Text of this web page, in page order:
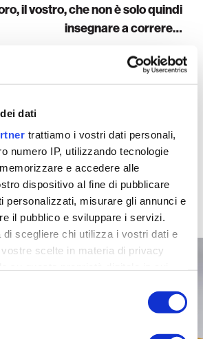
dati
trattiamo i vostri dati personali,
numero IP, utilizzando tecnologie
e accedere alle
dispositivo al fine di pubblicare
personalizzati, misurare gli annunci e
il pubblico e sviluppare i servizi.
di scegliere chi utilizza i vostri dati e
scelte in materia di privacy
in qualsiasi momento dalla
o facendo clic sull'icona di
il vostro, che non è solo quindi
insegnare a correre…
come la vita: non c’è da parlare
si parla con le gambe, tutto il
con i fatti piuttosto che con le
vale dappertutto.